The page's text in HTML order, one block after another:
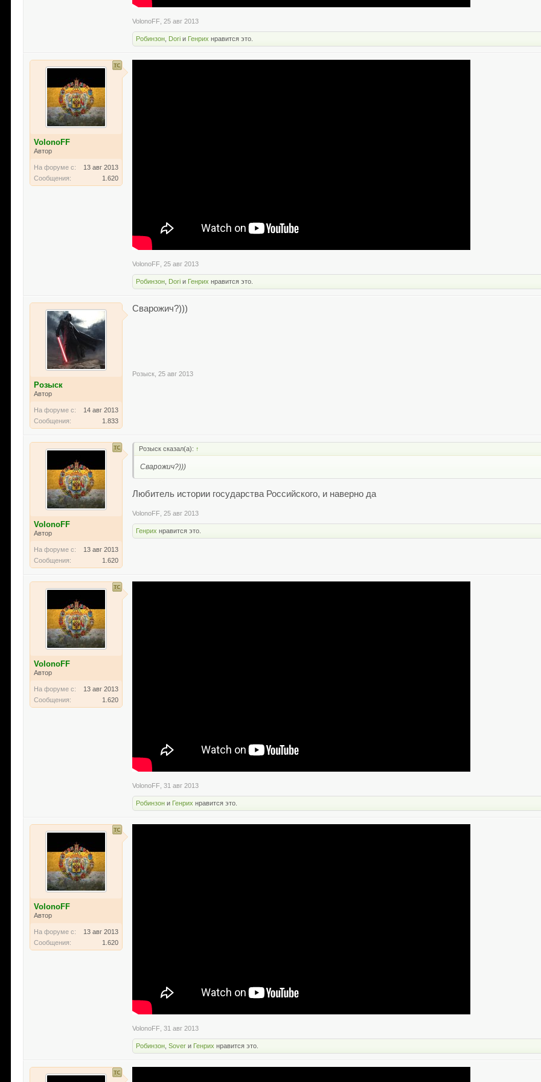
VolonoFF 25 авг 2013
Робинзон Dori и Генрих нравится это.
VolonoFF
Автор
На форуме с:
13 авг 2013
Сообщения:
1.620
VolonoFF 25 авг 2013
Робинзон Dori и Генрих нравится это.
Розыск
Автор
На форуме с:
14 авг 2013
Сообщения:
1.833
Сварожич?)))
Розыск 25 авг 2013
VolonoFF
Автор
На форуме с:
13 авг 2013
Сообщения:
1.620
Розыск сказал(а): ↑
Сварожич?)))
Любитель истории государства Российского, и наверно да
VolonoFF 25 авг 2013
Генрих нравится это.
VolonoFF
Автор
На форуме с:
13 авг 2013
Сообщения:
1.620
VolonoFF 31 авг 2013
Робинзон и Генрих нравится это.
VolonoFF
Автор
На форуме с:
13 авг 2013
Сообщения:
1.620
VolonoFF 31 авг 2013
Робинзон ,Sover и Генрих нравится это.